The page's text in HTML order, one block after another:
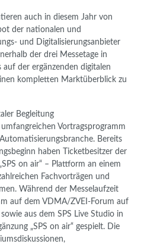
auch in diesem Jahr von
der nationalen und
und Digitalisierungsanbieter
der drei Messetage in
der ergänzenden digitalen
kompletten Marktüberblick zu
Begleitung
Vortragsprogramm
Bereits
haben Ticketbesitzer der
on air“ – Plattform an einem
Fachvorträgen und
Während der Messelaufzeit
auf dem VDMA/ZVEI-Forum auf
aus dem SPS Live Studio in
„SPS on air“ gespielt. Die